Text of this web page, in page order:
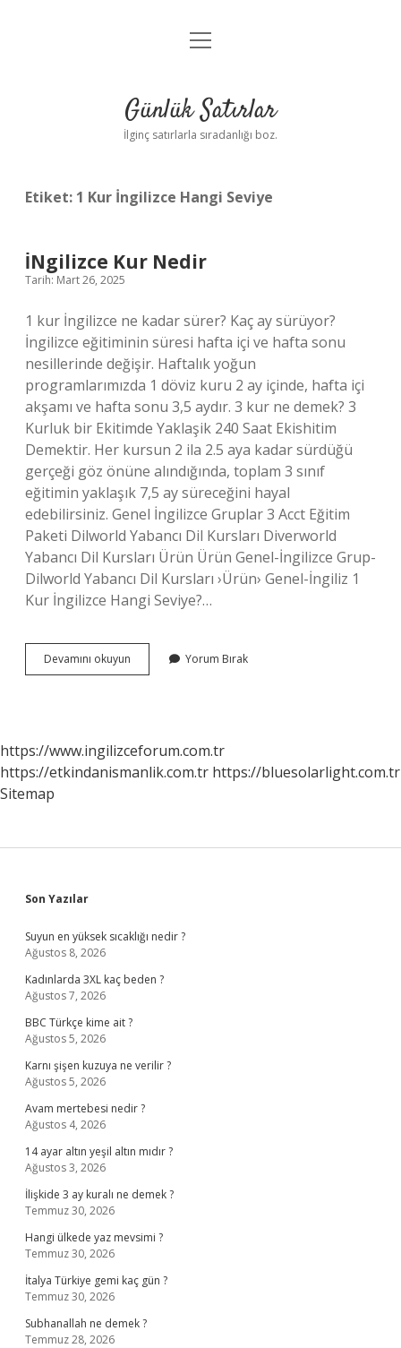
Anasayfa
Yasal Uyarı
menüyü
Günlük Satırlar
İlginç satırlarla sıradanlığı boz.
Etiket: 1 Kur İngilizce Hangi Seviye
İNgilizce Kur Nedir
Tarih: Mart 26, 2025
1 kur İngilizce ne kadar sürer? Kaç ay sürüyor?
İngilizce eğitiminin süresi hafta içi ve hafta sonu
nesillerinde değişir. Haftalık yoğun
programlarımızda 1 döviz kuru 2 ay içinde, hafta içi
akşamı ve hafta sonu 3,5 aydır. 3 kur ne demek? 3
Kurluk bir Ekitimde Yaklaşik 240 Saat Ekishitim
Demektir. Her kursun 2 ila 2.5 aya kadar sürdüğü
gerçeği göz önüne alındığında, toplam 3 sınıf
eğitimin yaklaşık 7,5 ay süreceğini hayal
edebilirsiniz. Genel İngilizce Gruplar 3 Acct Eğitim
Paketi Dilworld Yabancı Dil Kursları Diverworld
Yabancı Dil Kursları Ürün Ürün Genel-İngilizce Grup-
Dilworld Yabancı Dil Kursları ›Ürün› Genel-İngiliz 1
Kur İngilizce Hangi Seviye?…
Devamını okuyun İNgilizce
Kur
Yorum Bırak
https://www.ingilizceforum.com.tr
https://etkindanismanlik.com.tr https://bluesolarlight.com.tr
Sitemap
Sidebar
Son Yazılar
Suyun en yüksek sıcaklığı nedir ?
Ağustos 8, 2026
Kadınlarda 3XL kaç beden ?
Ağustos 7, 2026
BBC Türkçe kime ait ?
Ağustos 5, 2026
Karnı şişen kuzuya ne verilir ?
Ağustos 5, 2026
Avam mertebesi nedir ?
Ağustos 4, 2026
14 ayar altın yeşil altın mıdır ?
Ağustos 3, 2026
İlişkide 3 ay kuralı ne demek ?
Temmuz 30, 2026
Hangi ülkede yaz mevsimi ?
Temmuz 30, 2026
İtalya Türkiye gemi kaç gün ?
Temmuz 30, 2026
Subhanallah ne demek ?
Temmuz 28, 2026